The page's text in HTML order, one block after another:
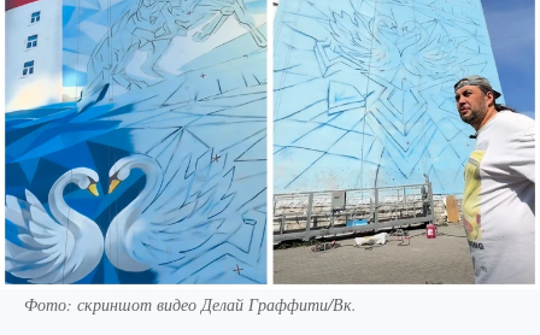
Фото: скриншот видео Делай Граффити/Вк.